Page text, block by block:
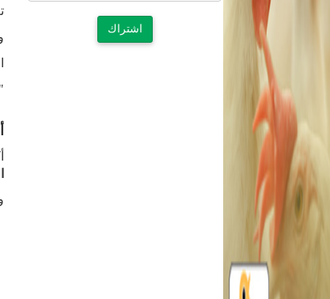
اشتراك